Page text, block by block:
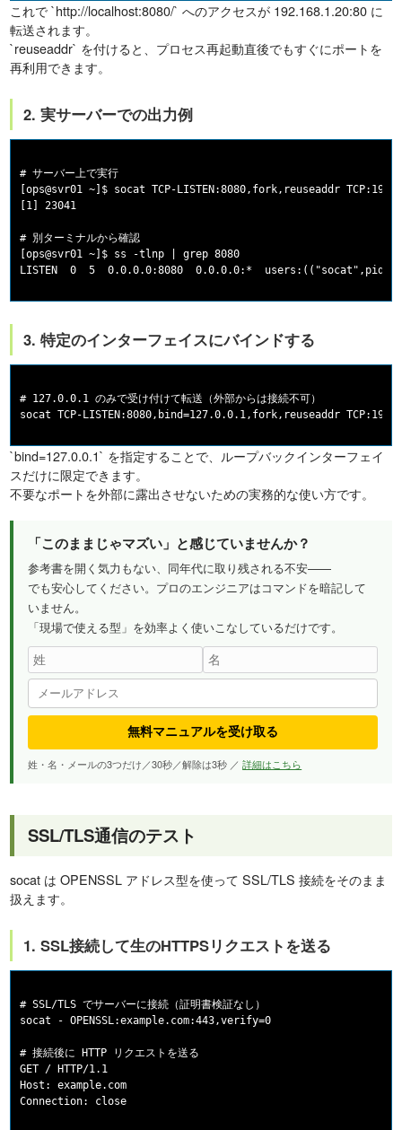
これで `http://localhost:8080/` へのアクセスが 192.168.1.20:80 に
転送されます。
`reuseaddr` を付けると、プロセス再起動直後でもすぐにポートを
再利用できます。
2. 実サーバーでの出力例
# サーバー上で実行
[ops@svr01 ~]$ socat TCP-LISTEN:8080,fork,reuseaddr
[1] 23041
# 別ターミナルから確認
[ops@svr01 ~]$ ss -tlnp | grep 8080
3. 特定のインターフェイスにバインドする
# 127.0.0.1 のみで受け付けて転送（外部からは接続不可）
`bind=127.0.0.1` を指定することで、ループバックインターフェイ
スだけに限定できます。
不要なポートを外部に露出させないための実務的な使い方です。
「このままじゃマズい」と感じていませんか？
参考書を開く気力もない、同年代に取り残される不安——
でも安心してください。プロのエンジニアはコマンドを暗記して
いません。
「現場で使える型」を効率よく使いこなしているだけです。
無料マニュアルを受け取る
姓・名・メールの3つだけ／30秒／解除は3秒 ／詳細はこちら
SSL/TLS通信のテスト
socat は OPENSSL アドレス型を使って SSL/TLS 接続をそのまま
扱えます。
1. SSL接続して生のHTTPSリクエストを送る
# SSL/TLS でサーバーに接続（証明書検証なし）
socat - OPENSSL:example.com:443,verify=0
# 接続後に HTTP リクエストを送る
GET / HTTP/1.1
Host: example.com
Connection: close